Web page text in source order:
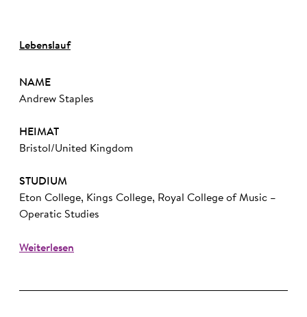
Lebenslauf
NAME
Andrew Staples
HEIMAT
Bristol/United Kingdom
STUDIUM
Eton College, Kings College, Royal College of Music –
Operatic Studies
Weiterlesen